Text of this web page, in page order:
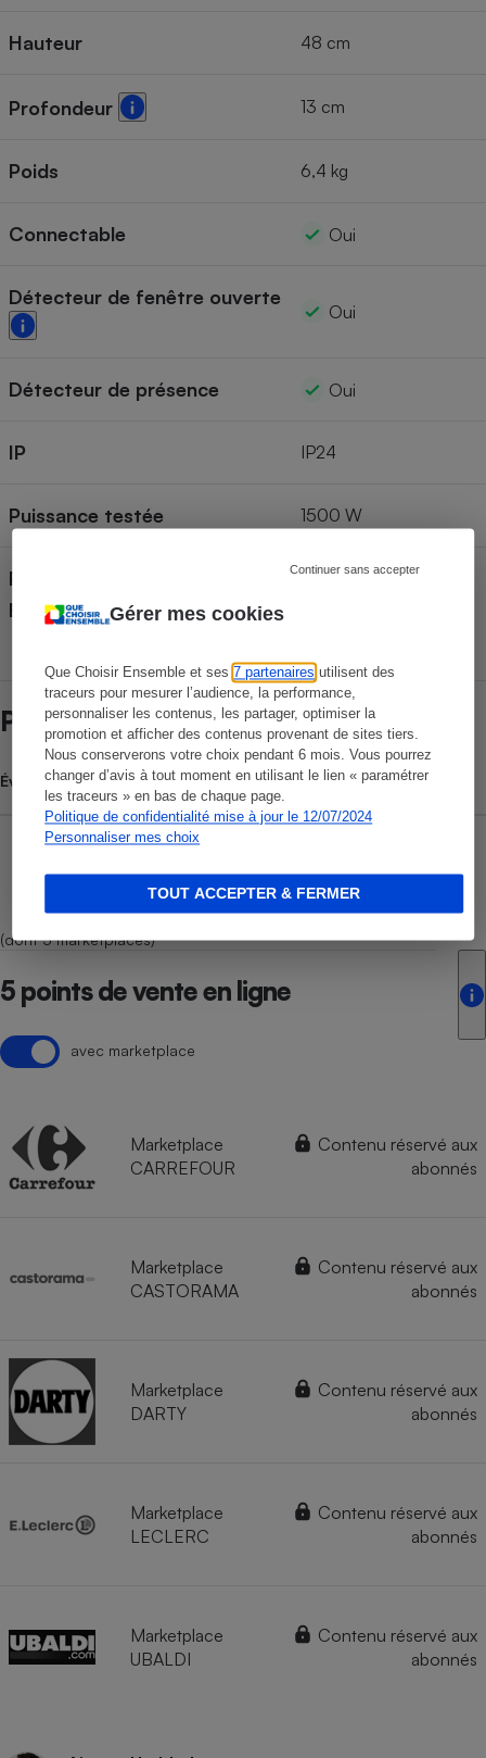
Gérer mes cookies
Que Choisir Ensemble et ses7 partenaires utilisent des
traceurs pour mesurer l’audience, la performance,
personnaliser les contenus, les partager, optimiser la
promotion et afficher des contenus provenant de sites tiers.
Nous conserverons votre choix pendant 6 mois. Vous pourrez
changer d’avis à tout moment en utilisant le lien « paramétrer
les traceurs » en bas de chaque page.
Politique de confidentialité mise à jour le 12/07/2024
Personnaliser mes choix
Continuer sans accepter
TOUT ACCEPTER & FERMER
Hauteur 48 cm
Profondeur 13 cm
Poids 6,4 kg
Connectable Oui
Détecteur de fenêtre ouverte
Oui
Détecteur de présence Oui
IP IP24
Puissance testée 1500 W
Pays de fabrication (déclaré
par le fabricant)
Prix et magasins
Évolution du prix moyen
(dont 5 marketplaces)
5 points de vente en ligne
avec marketplace
Marketplace
CARREFOUR
Contenu réservé aux
abonnés
Marketplace
CASTORAMA
Contenu réservé aux
abonnés
Marketplace
DARTY
Contenu réservé aux
abonnés
Marketplace
LECLERC
Contenu réservé aux
abonnés
Marketplace
UBALDI
Contenu réservé aux
abonnés